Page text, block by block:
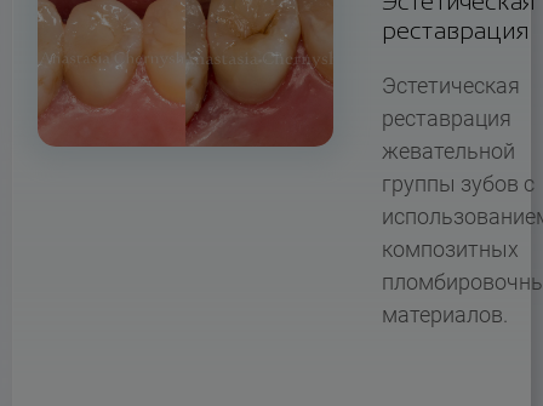
реставрация
Эстетическая
реставрация
жевательной
группы зубов с
композитных
материалов.